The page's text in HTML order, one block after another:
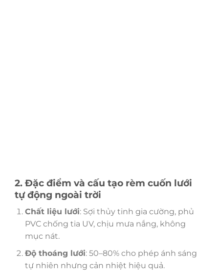
2. Đặc điểm và cấu tạo rèm cuốn lưới
tự động ngoài trời
Chất liệu lưới: Sợi thủy tinh gia cường, phủ
PVC chống tia UV, chịu mưa nắng, không
mục nát.
Độ thoáng lưới: 50–80% cho phép ánh sáng
tự nhiên nhưng cản nhiệt hiệu quả.